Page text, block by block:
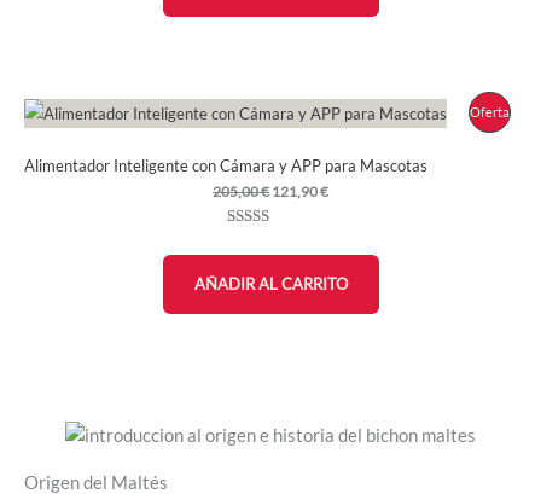
Oferta
Alimentador Inteligente con Cámara y APP para Mascotas
205,00€ El
121,90€El
121,90 €.
con4.90de
valoraciones
AÑADIR AL CARRITO
Origen del Maltés